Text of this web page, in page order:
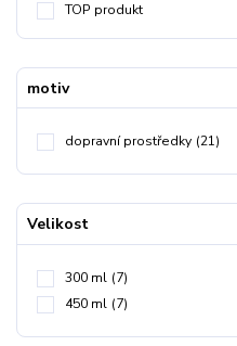
TOP produkt
motiv
dopravní prostředky (21)
Velikost
300 ml (7)
450 ml (7)